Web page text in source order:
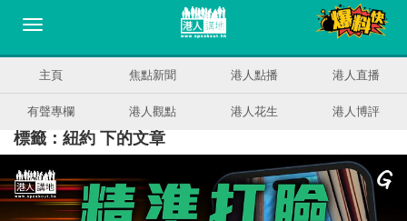
主頁 焦點新聞 港人點播 港人直播
有聲專欄 港人觀點 港人花生 港人博評
標籤：紐約 下的文章